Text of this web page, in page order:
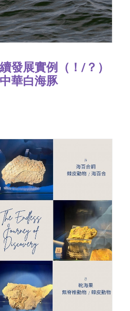
發展實例（！/？）
華白海豚